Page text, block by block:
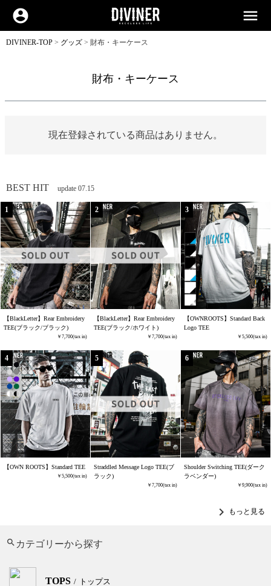
account_circle menu
DIVINER-TOP グッズ 財布・キーケース
財布・キーケース
現在登録されている商品はありません。
BEST HIT update 07.15
【BlackLetter】Rear Embroidery
TEE(ブラック/ブラック)
7,700
【BlackLetter】Rear Embroidery
TEE(ブラック/ホワイト)
7,700
【OWNROOTS】Standard Back
Logo TEE
5,500
【OWN ROOTS】Standard TEE
5,500
Straddled Message Logo TEE(ブ
ラック)
7,700
Shoulder Switching TEE(ダーク
ラベンダー)
9,900
chevron_right もっと見る
カテゴリーから探す
TOPS トップス